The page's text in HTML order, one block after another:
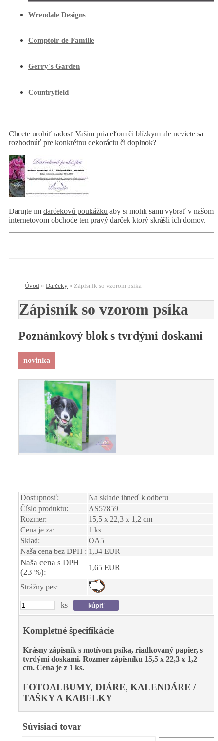
Wrendale Designs
Comptoir de Famille
Gerry`s Garden
Countryfield
Chcete urobiť radosť Vašim priateľom či blízkym ale neviete sa
rozhodnúť pre konkrétnu dekoráciu či doplnok?
Darujte im darčekovú poukážku aby si mohli sami vybrať v našom
internetovom obchode ten pravý darček ktorý skrášli ich domov.
Úvod » Darčeky » Zápisník so vzorom psíka
Zápisník so vzorom psíka
Poznámkový blok s tvrdými doskami
novinka
Dostupnosť:
Na sklade ihneď k odberu
Číslo produktu:
AS57859
Rozmer:
15,5 x 22,3 x 1,2 cm
Cena je za:
1 ks
Sklad:
OA5
Naša cena bez DPH : 1,34 EUR
Naša cena s DPH
(23 %):
1,65 EUR
Strážny pes:
ks
Kompletné špecifikácie
Krásny zápisník s motívom psíka, riadkovaný papier, s
tvrdými doskami. Rozmer zápisníku 15,5 x 22,3 x 1,2
cm. Cena je z 1 ks.
FOTOALBUMY, DIÁRE, KALENDÁRE /
TAŠKY A KABELKY
Súvisiaci tovar